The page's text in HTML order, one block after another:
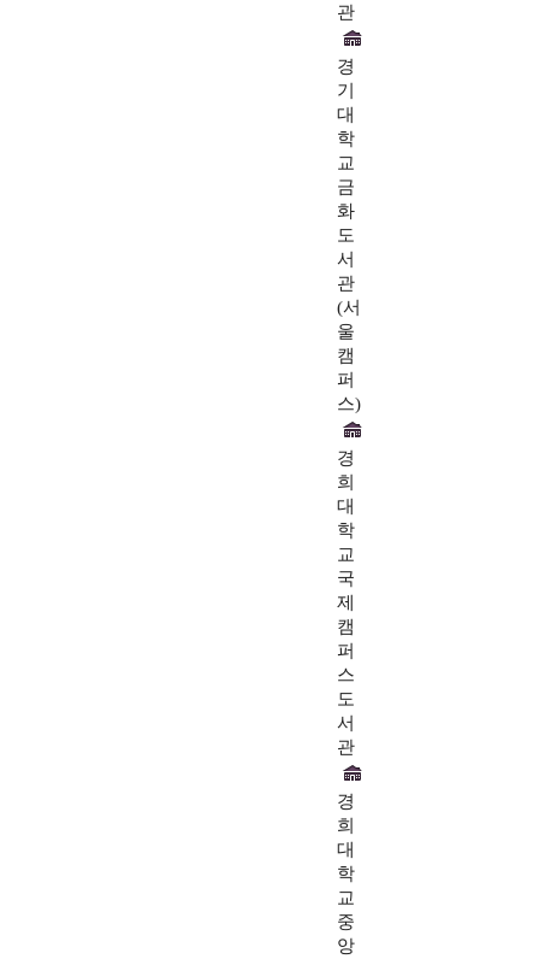
관
경
기
대
학
교
금
화
도
서
관
(서
울
캠
퍼
스)
경
희
대
학
교
국
제
캠
퍼
스
도
서
관
경
희
대
학
교
중
앙